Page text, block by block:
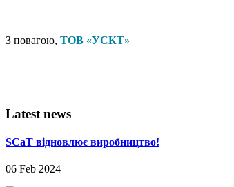
З повагою, ТОВ «УСКТ»
Latest news
SCaT відновлює виробництво!
06 Feb 2024